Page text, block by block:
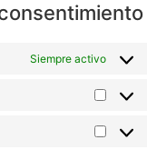
Siempre activo